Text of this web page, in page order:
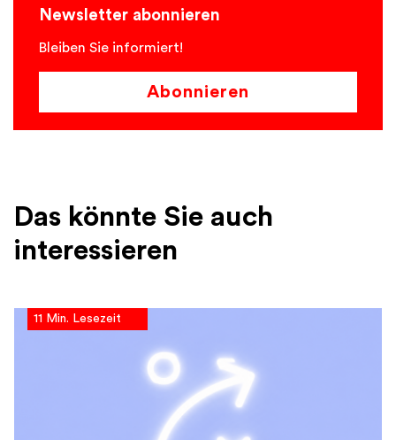
Newsletter abonnieren
Bleiben Sie informiert!
Abonnieren
Das könnte Sie auch
interessieren
11 Min. Lesezeit